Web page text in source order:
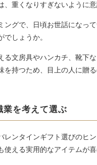
重くなりすぎないように意
ングで、日頃お世話になっ
しょうか。
る文房具やハンカチ、靴下
を持つため、目上の人に贈
を考えて選ぶ
レンタインギフト選びのヒ
使える実用的なアイテムが喜